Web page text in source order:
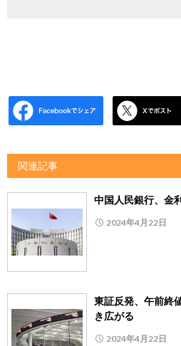
関連記事
中国人民銀行、金
2024年4月22日
東証反発、午前終
き広がる
2024年4月22日